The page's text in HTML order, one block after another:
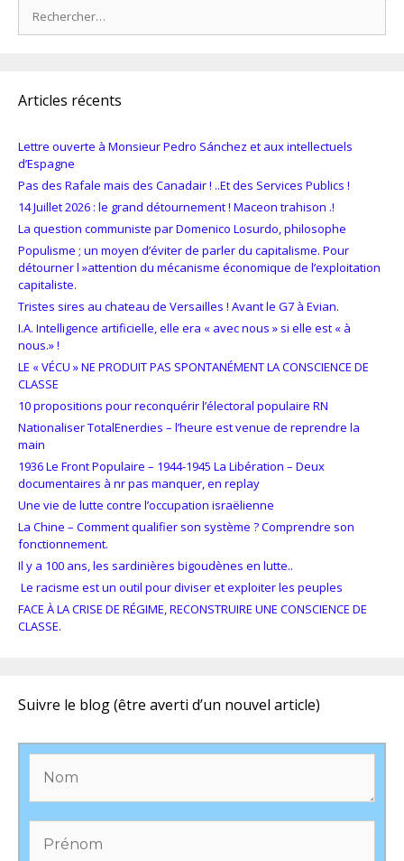
Articles récents
Lettre ouverte à Monsieur Pedro Sánchez et aux intellectuels
d’Espagne
Pas des Rafale mais des Canadair ! ..Et des Services Publics !
14 Juillet 2026 : le grand détournement ! Maceon trahison .!
La question communiste par Domenico Losurdo, philosophe
Populisme ; un moyen d’éviter de parler du capitalisme. Pour
détourner l »attention du mécanisme économique de l’exploitation
capitaliste.
Tristes sires au chateau de Versailles ! Avant le G7 à Evian.
I.A. Intelligence artificielle, elle era « avec nous » si elle est « à
nous.» !
LE « VÉCU » NE PRODUIT PAS SPONTANÉMENT LA CONSCIENCE DE
CLASSE
10 propositions pour reconquérir l’électoral populaire RN
Nationaliser TotalEnerdies – l’heure est venue de reprendre la
main
1936 Le Front Populaire – 1944-1945 La Libération – Deux
documentaires à nr pas manquer, en replay
Une vie de lutte contre l’occupation israëlienne
La Chine – Comment qualifier son système ? Comprendre son
fonctionnement.
Il y a 100 ans, les sardinières bigoudènes en lutte..
Le racisme est un outil pour diviser et exploiter les peuples
FACE À LA CRISE DE RÉGIME, RECONSTRUIRE UNE CONSCIENCE DE
CLASSE.
Suivre le blog (être averti d’un nouvel article)